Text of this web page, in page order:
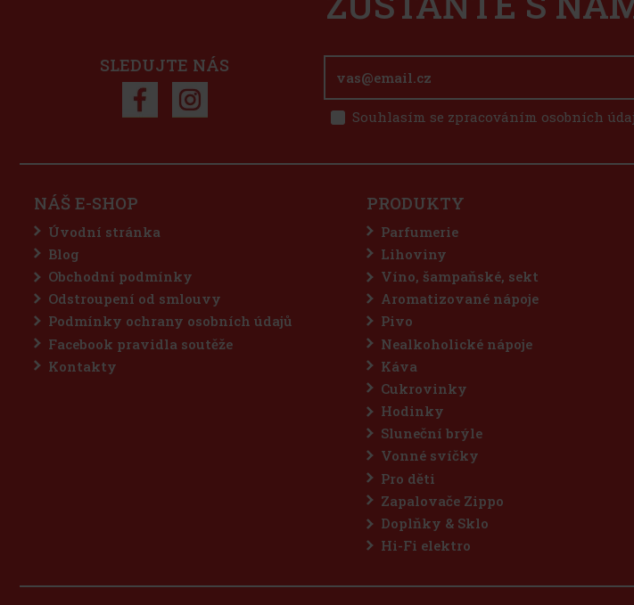
SLEDUJTE NÁS
Souhlasím se zpracováním osobních
NÁŠ E-SHOP
Úvodní stránka
Blog
Obchodní podmínky
Odstroupení od smlouvy
Podmínky ochrany osobních údajů
Facebook pravidla soutěže
Kontakty
PRODUKTY
Parfumerie
Lihoviny
Víno, šampaňské, sekt
Aromatizované nápoje
Pivo
Nealkoholické nápoje
Káva
Cukrovinky
Hodinky
Sluneční brýle
Vonné svíčky
Pro děti
Zapalovače Zippo
Doplňky & Sklo
Hi-Fi elektro